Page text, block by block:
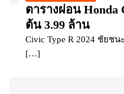
ตารางผ่อน Honda
ต้น 3.99 ล้าน
Civic Type R 2024 ชัยช
[…]